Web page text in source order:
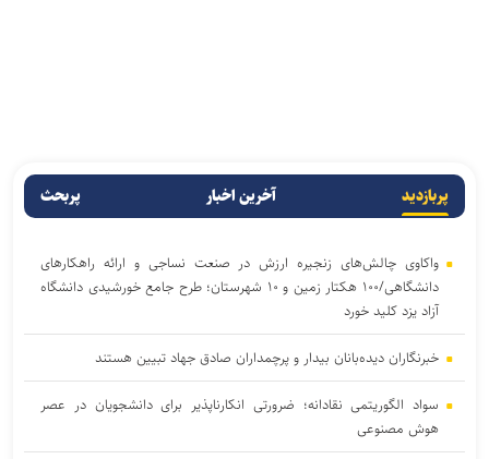
پربازدید آخرین اخبار پربحث
واکاوی چالش‌های زنجیره ارزش در صنعت نساجی و ارائه راهکارهای
دانشگاهی/۱۰۰ هکتار زمین و ۱۰ شهرستان؛ طرح جامع خورشیدی دانشگاه
آزاد یزد کلید خورد
خبرنگاران دیده‌بانان بیدار و پرچمداران صادق جهاد تبیین هستند
سواد الگوریتمی نقادانه؛ ضرورتی انکارناپذیر برای دانشجویان در عصر
هوش مصنوعی